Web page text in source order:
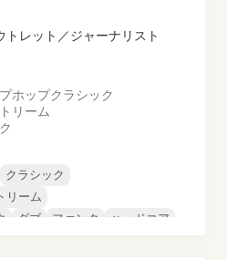
トレット／ジャーナリスト
ホップクラシック
リーム
クラシック
リーム
ダブ ファンク
ハードコア